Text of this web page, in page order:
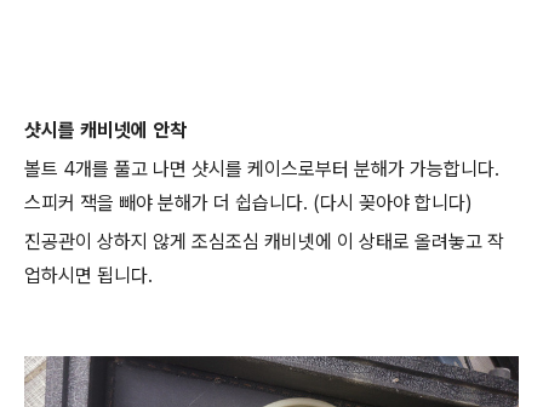
샷시를 캐비넷에 안착
볼트 4개를 풀고 나면 샷시를 케이스로부터 분해가 가능합니다.
스피커 잭을 빼야 분해가 더 쉽습니다. (다시 꽂아야 합니다)
진공관이 상하지 않게 조심조심 캐비넷에 이 상태로 올려놓고 작
업하시면 됩니다.